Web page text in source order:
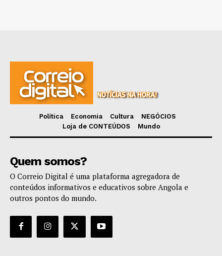
Política Economia Cultura
NEGÓCIOS
Loja de CONTEÚDOS
Mundo
Quem somos?
O Correio Digital é uma plataforma agregadora de
conteúdos informativos e educativos sobre Angola e
outros pontos do mundo.